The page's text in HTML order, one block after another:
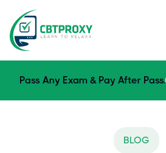
Pass Any Exam & Pay After Pass.
BLOG